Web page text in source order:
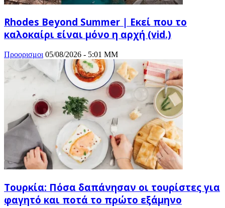
Rhodes Beyond Summer | Εκεί που το
καλοκαίρι είναι μόνο η αρχή (vid.)
Προορισμοι 05/08/2026 - 5:01 ΜΜ
Τουρκία: Πόσα δαπάνησαν οι τουρίστες για
φαγητό και ποτά το πρώτο εξάμηνο